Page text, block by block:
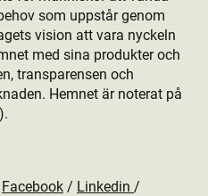
som uppstår genom
vision att vara nyckeln
med sina produkt­er och
transparensen och
Hemnet är noterat på
Facebook / Linkedin /